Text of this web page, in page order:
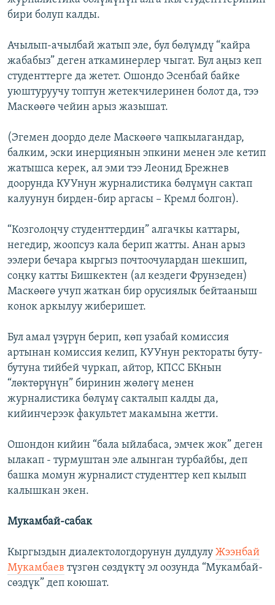
бири болуп калды.
Ачылып-ачылбай жатып эле, бул бөлүмдү “кайра
жабабыз” деген аткаминерлер чыгат. Бул аңыз кеп
студенттерге да жетет. Ошондо Эсенбай байке
уюштуруучу топтун жетекчилеринен болот да, тээ
Маскөөгө чейин арыз жазышат.
(Эгемен доордо деле Маскөөгө чапкылагандар,
балким, эски инерциянын эпкини менен эле кетип
жатышса керек, ал эми тээ Леонид Брежнев
доорунда КУУнун журналистика бөлүмүн сактап
калуунун бирден-бир аргасы – Кремл болгон).
“Козголоңчу студенттердин” алгачкы каттары,
негедир, жоопсуз кала берип жатты. Анан арыз
ээлери бечара кыргыз почтоочулардан шекшип,
соңку катты Бишкектен (ал кездеги Фрунзеден)
Маскөөгө учуп жаткан бир орусиялык бейтааныш
конок аркылуу жиберишет.
Бул амал үзүрүн берип, көп узабай комиссия
артынан комиссия келип, КУУнун ректораты буту-
бутуна тийбей чуркап, айтор, КПСС БКнын
“лөктөрүнүн” биринин жөлөгү менен
журналистика бөлүмү сакталып калды да,
кийинчерээк факультет макамына жетти.
Ошондон кийин “бала ыйлабаса, эмчек жок” деген
ылакап - турмуштан эле алынган турбайбы, деп
башка момун журналист студенттер кеп кылып
калышкан экен.
Мукамбай-сабак
Кыргыздын диалектологдорунун дулдулу Жээнбай
Мукамбаев түзгөн сөздүктү эл оозунда “Мукамбай-
сөздүк” деп коюшат.